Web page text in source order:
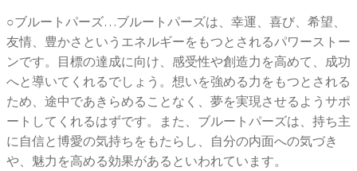
○ブルートパーズ…ブルートパーズは、幸運、喜び、希望、
友情、豊かさというエネルギーをもつとされるパワーストー
ンです。目標の達成に向け、感受性や創造力を高めて、成功
へと導いてくれるでしょう。想いを強める力をもつとされる
ため、途中であきらめることなく、夢を実現させるようサポ
ートしてくれるはずです。また、ブルートパーズは、持ち主
に自信と博愛の気持ちをもたらし、自分の内面への気づき
や、魅力を高める効果があるといわれています。